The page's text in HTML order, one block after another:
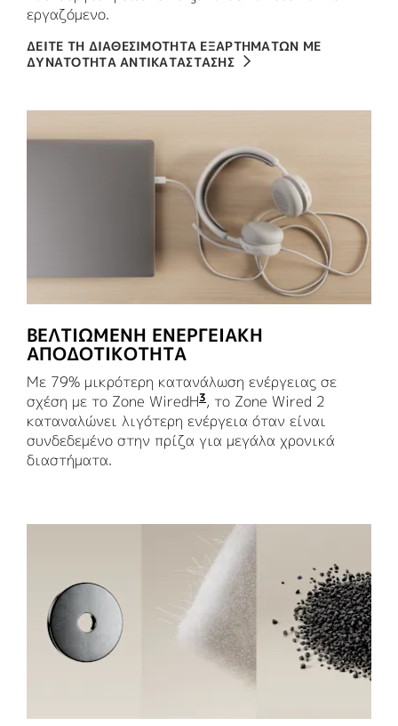
εργαζόμενο.
ΔΕΙΤΕ ΤΗ ΔΙΑΘΕΣΙΜΟΤΗΤΑ ΕΞΑΡΤΗΜΑΤΩΝ ΜΕ
ΔΥΝΑΤΟΤΗΤΑ ΑΝΤΙΚΑΤΑΣΤΑΣΗΣ
ΒΕΛΤΙΩΜΈΝΗ ΕΝΕΡΓΕΙΑΚΉ
ΑΠΟΔΟΤΙΚΌΤΗΤΑ
Με 79% μικρότερη κατανάλωση ενέργειας σε
σχέση με το Zone WiredΗ3η μείωση της
, το Zone Wired 2
καταναλώνει λιγότερη ενέργεια όταν είναι
συνδεδεμένο στην πρίζα για μεγάλα χρονικά
διαστήματα.